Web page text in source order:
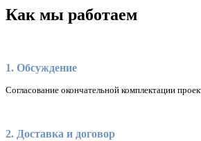
Как мы работаем
1. Обсуждение
Согласование окончательной комплектации
2. Доставка и договор